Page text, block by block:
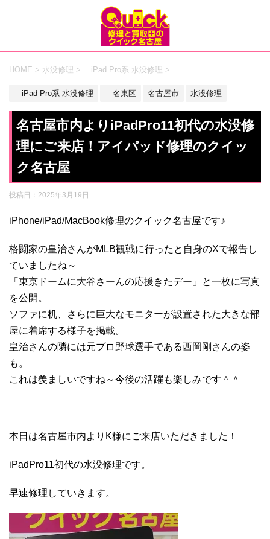
HOME > 水没修理 > iPad Pro系 水没修理 >
iPad Pro系 水没修理 名東区 名古屋市 水没修理
名古屋市内よりiPadPro11初代の水没修
理にご来店！アイパッド修理のクイッ
ク名古屋
投稿日： 2025年3月19日
iPhone/iPad/MacBook修理のクイック名古屋です♪
格闘家の皇治さんがMLB観戦に行ったと自身のXで報告し
ていましたね～
「東京ドームに大谷さーんの応援きたデー」と一枚に写真
を公開。
ソファに机、さらに巨大なモニターが設置された大きな部
屋に着席する様子を掲載。
皇治さんの隣には元プロ野球選手である西岡剛さんの姿
も。
これは羨ましいですね～今後の活躍も楽しみです＾＾
本日は名古屋市内よりK様にご来店いただきました！
iPadPro11初代の水没修理です。
早速修理していきます。